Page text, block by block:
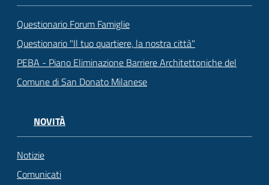
Questionario Forum Famiglie
Questionario "Il tuo quartiere, la nostra città"
PEBA - Piano Eliminazione Barriere Architettoniche del
Comune di San Donato Milanese
NOVITÀ
Notizie
Comunicati